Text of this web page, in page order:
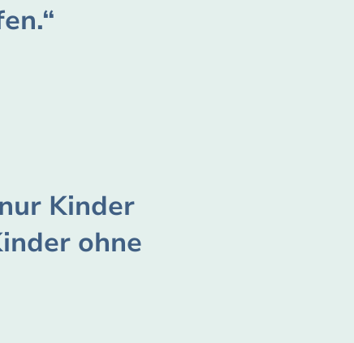
Kinder
ohne